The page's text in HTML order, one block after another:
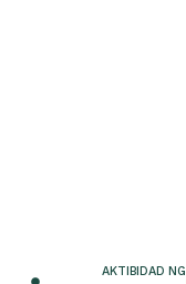
AKTIBIDAD NG